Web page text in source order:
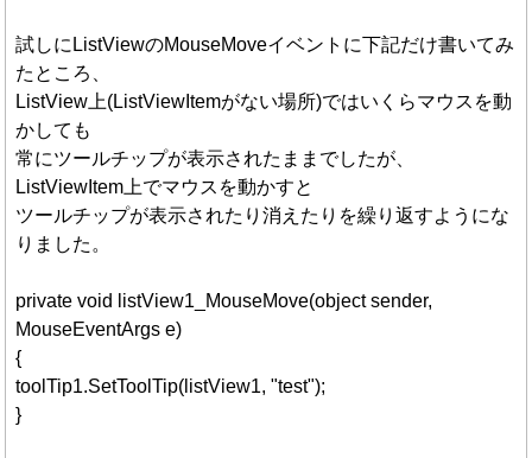
試しにListViewのMouseMoveイベントに下記だけ書いてみ
たところ、
ListView上(ListViewItemがない場所)ではいくらマウスを動
かしても
常にツールチップが表示されたままでしたが、
ListViewItem上でマウスを動かすと
ツールチップが表示されたり消えたりを繰り返すようにな
りました。
private void listView1_MouseMove(object sender,
MouseEventArgs e)
{
toolTip1.SetToolTip(listView1, "test");
}